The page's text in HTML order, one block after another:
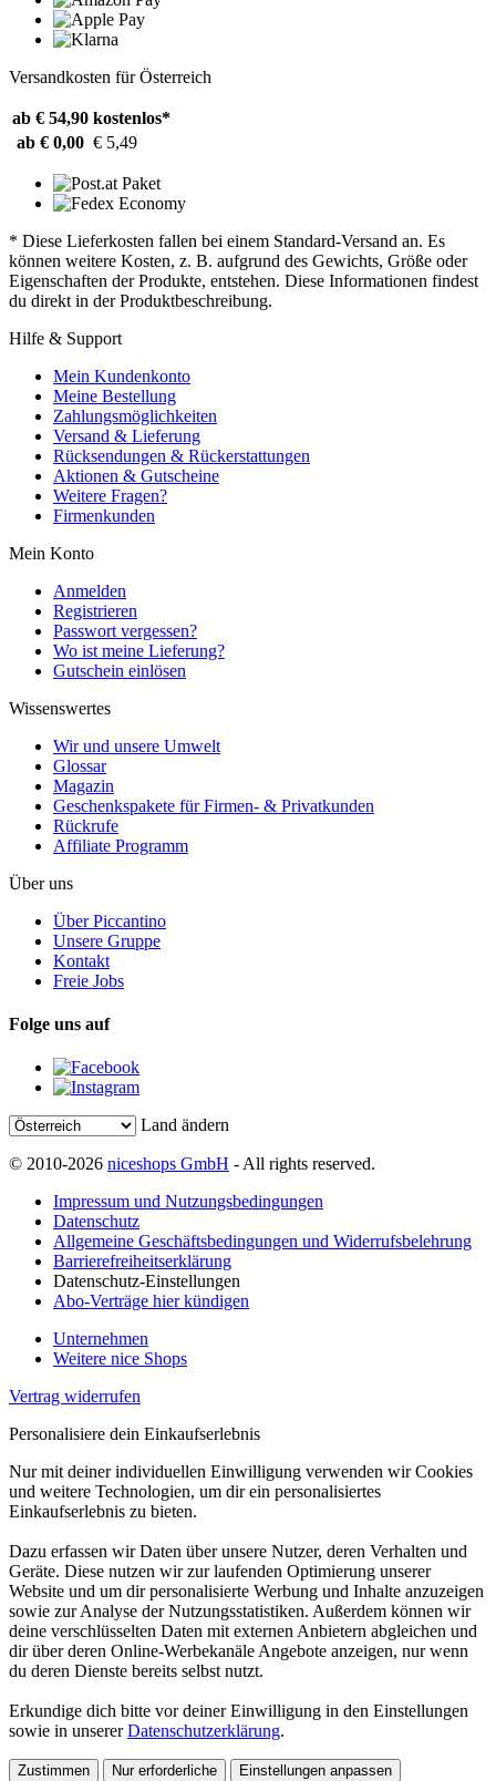
Versandkosten für Österreich
ab € 54,90 kostenlos*
ab € 0,00 € 5,49
* Diese Lieferkosten fallen bei einem Standard-Versand an. Es
können weitere Kosten, z. B. aufgrund des Gewichts, Größe oder
Eigenschaften der Produkte, entstehen. Diese Informationen findest
du direkt in der Produktbeschreibung.
Hilfe & Support
Mein Kundenkonto
Meine Bestellung
Zahlungsmöglichkeiten
Versand & Lieferung
Rücksendungen & Rückerstattungen
Aktionen & Gutscheine
Weitere Fragen?
Firmenkunden
Mein Konto
Anmelden
Registrieren
Passwort vergessen?
Wo ist meine Lieferung?
Gutschein einlösen
Wissenswertes
Wir und unsere Umwelt
Glossar
Magazin
Geschenkspakete für Firmen- & Privatkunden
Rückrufe
Affiliate Programm
Über uns
Über Piccantino
Unsere Gruppe
Kontakt
Freie Jobs
Folge uns auf
Land ändern
© 2010-2026 niceshops GmbH - All rights reserved.
Impressum und Nutzungsbedingungen
Datenschutz
Allgemeine Geschäftsbedingungen und Widerrufsbelehrung
Barrierefreiheitserklärung
Datenschutz-Einstellungen
Abo-Verträge hier kündigen
Unternehmen
Weitere nice Shops
Vertrag widerrufen
Personalisiere dein Einkaufserlebnis
Nur mit deiner individuellen Einwilligung verwenden wir Cookies
und weitere Technologien, um dir ein personalisiertes
Einkaufserlebnis zu bieten.
Dazu erfassen wir Daten über unsere Nutzer, deren Verhalten und
Geräte. Diese nutzen wir zur laufenden Optimierung unserer
Website und um dir personalisierte Werbung und Inhalte anzuzeigen
sowie zur Analyse der Nutzungsstatistiken. Außerdem können wir
deine verschlüsselten Daten mit externen Anbietern abgleichen und
dir über deren Online-Werbekanäle Angebote anzeigen, nur wenn
du deren Dienste bereits selbst nutzt.
Erkundige dich bitte vor deiner Einwilligung in den Einstellungen
sowie in unsererDatenschutzerklärung.
Zustimmen Nur erforderliche Einstellungen anpassen